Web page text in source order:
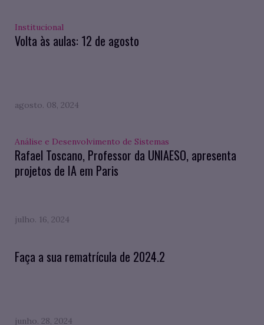
Institucional
Volta às aulas: 12 de agosto
agosto. 08, 2024
Análise e Desenvolvimento de Sistemas
Rafael Toscano, Professor da UNIAESO, apresenta
projetos de IA em Paris
julho. 16, 2024
Faça a sua rematrícula de 2024.2
junho. 28, 2024